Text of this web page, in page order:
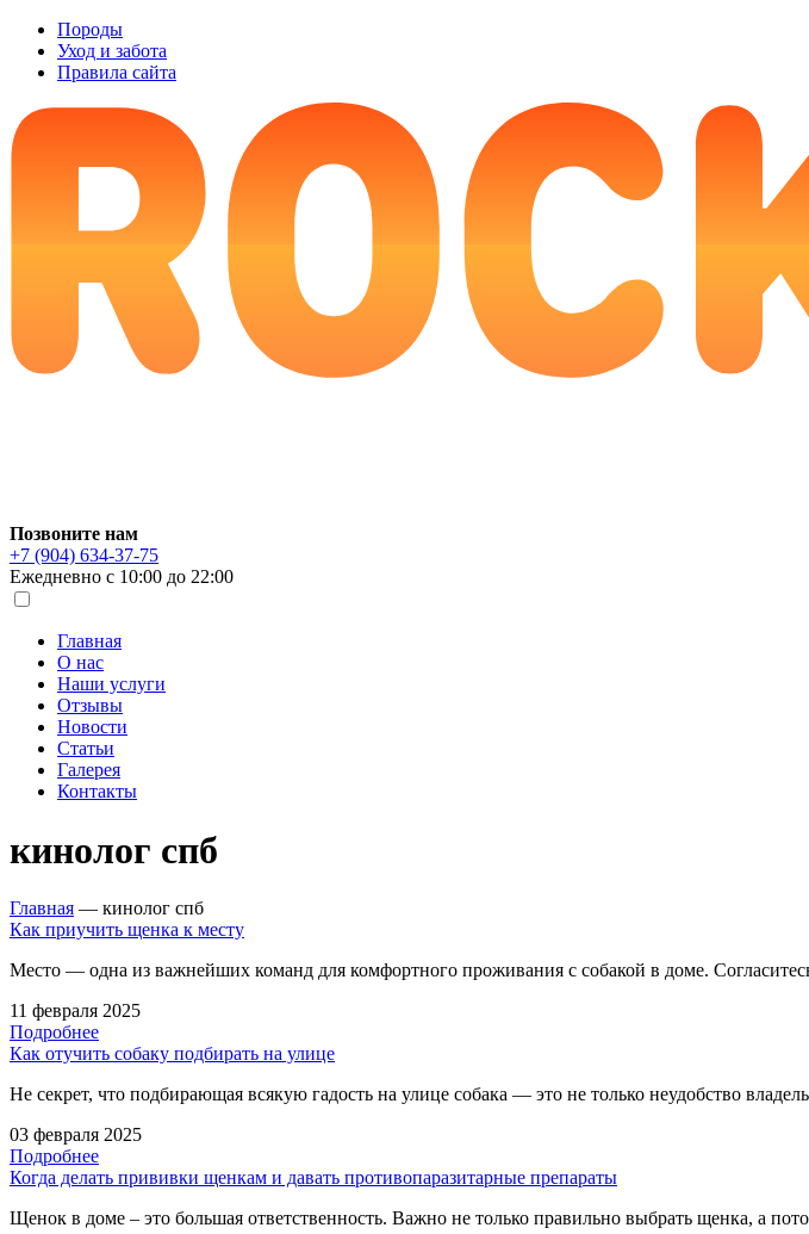
Породы
Уход и забота
Правила сайта
Позвоните нам
+7 (904) 634-37-75
Ежедневно с 10:00 до 22:00
Главная
О нас
Наши услуги
Отзывы
Новости
Статьи
Галерея
Контакты
кинолог спб
Главная — кинолог спб
Как приучить щенка к месту
Место — одна из важнейших команд для комфортного проживания с собакой в доме.
11 февраля 2025
Подробнее
Как отучить собаку подбирать на улице
Не секрет, что подбирающая всякую гадость на улице собака — это не только неудобство
03 февраля 2025
Подробнее
Когда делать прививки щенкам и давать противопаразитарные препараты
Щенок в доме – это большая ответственность. Важно не только правильно выбрать щенка, а